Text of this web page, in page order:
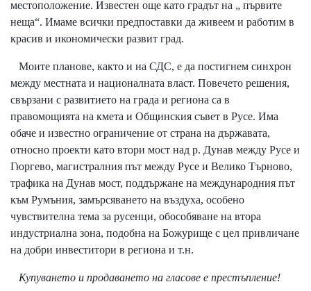
местоположение. Известен още като градът на „ първите
неща“. Имаме всички предпоставки да живеем и работим в
красив и икономически развит град.
Моите планове, както и на СДС, е да постигнем синхрон
между местната и националната власт. Повечето решения,
свързани с развитието на града и региона са в
правомощията на кмета и Общинския съвет в Русе. Има
обаче и известно ограничение от страна на държавата,
относно проекти като втори мост над р. Дунав между Русе и
Гюргево, магистралния път между Русе и Велико Търново,
трафика на Дунав мост, поддържане на международния път
към Румъния, замърсяването на въздуха, особено
чувствителна тема за русенци, обособяване на втора
индустриална зона, подобна на Божурище с цел привличане
на добри инвеститори в региона и т.н.
Купуването и продаването на гласове е престъпление!